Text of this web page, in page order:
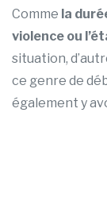
Comme la
violence ou
situation,
ce genre de
également y